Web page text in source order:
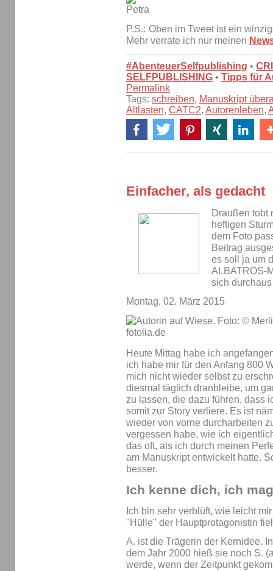
P.S.: Oben im Tweet ist ein
Mehr verrate ich nur meinen
#AbenteuerSelfpublishing •
SELFPUBLISHING • Tipps für
Permalink
Tags: schreiben, Manuskript
Altlasten, CATC2, Autorenleben,
Einfacher, als gedacht
Draußen tobt
heftigen
dem Foto
Beitrag
es soll ja um
ALBATROS-
sich
Montag, 02. März 2015
Heute Mittag habe ich
ich habe mir für den Anfang 800
mich nicht wieder selbst zu
diesmal täglich dranbleibe, um
zu lassen, die dazu führen, dass
somit zur Story verliere. Es ist
wieder von vorne durcharbeiten
vergessen habe, wie ich
das oft, als ich durch meinen
am Manuskript entwickelt hatte.
besser.
Ich kenne dich, ich
Ich bin sehr verblüft, wie leicht
"Hülle" der Hauptprotagonistin
A. ist die Trägerin der Kernidee.
dem Jahr 2000 hieß sie noch S.
werde, wenn der Zeitpunkt